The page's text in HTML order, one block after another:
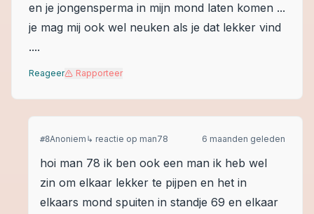
en je jongensperma in mijn mond laten komen ...
je mag mij ook wel neuken als je dat lekker vind
....
Reageer Rapporteer
#8Anoniem ↳ reactie op man78 6 maanden geleden
hoi man 78 ik ben ook een man ik heb wel
zin om elkaar lekker te pijpen en het in
elkaars mond spuiten in standje 69 en elkaar